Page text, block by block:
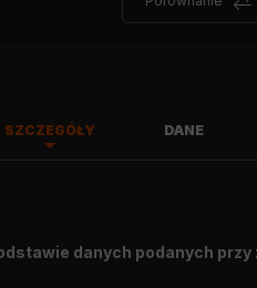
SZCZEGÓŁY DANE
danych podanych przy